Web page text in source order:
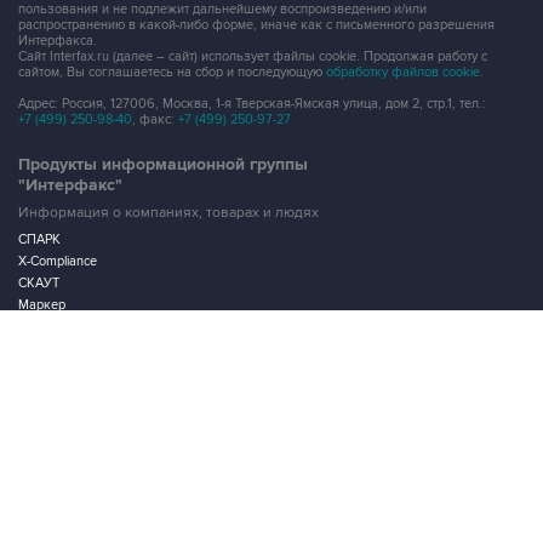
пользования и не подлежит дальнейшему воспроизведению и/или
распространению в какой-либо форме, иначе как с письменного разрешения
Интерфакса.
Сайт Interfax.ru (далее – сайт) использует файлы cookie. Продолжая работу с
сайтом, Вы соглашаетесь на сбор и последующую обработку файлов cookie
Адрес: Россия, 127006, Москва, 1-я Тверская-Ямская улица, дом 2, стр.1, тел.:
+7 (499) 250-98-40 , факс: +7 (499) 250-97-27
Продукты информационной группы
"Интерфакс"
Информация о компаниях, товарах и людях
СПАРК
X-Compliance
СКАУТ
Маркер